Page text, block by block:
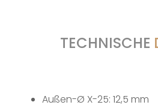
TECHNISCHE
Außen-Ø X-25: 12,5 mm